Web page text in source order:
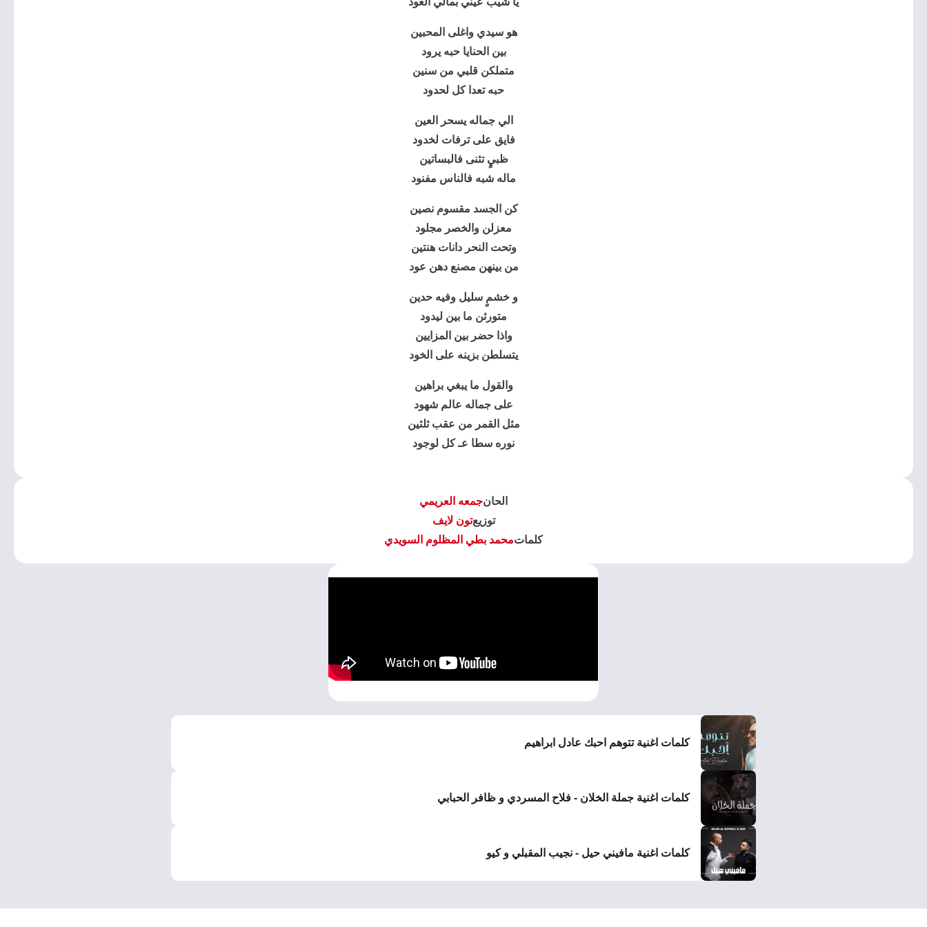
هو سيدي واغلى المحبين
بين الحنايا حبه يرود
متملكن قلبي من سنين
حبه تعدا كل لحدود
الي جماله يسحر العين
فايق على ترفات لخدود
ظبيٍ تثنى فالبساتين
ماله شبه فالناس مفنود
كن الجسد مقسوم نصين
معزلن والخصر مجلود
وتحت النحر دانات هنتين
من بينهن مصنع دهن عود
و خشمٍ سليل وفيه حدين
متورثن ما بين ليدود
واذا حضر بين المزايين
يتسلطن بزينه على الخود
والقول ما يبغي براهين
على جماله عالم شهود
مثل القمر من عقب ثلثين
نوره سطا عـ كل لوجود
الحانجمعه العريمي
توزيعتون لايف
كلماتمحمد بطي المظلوم السويدي
كلمات اغنية تتوهم احبك عادل ابراهيم
كلمات اغنية جملة الخلان - فلاح المسردي و ظافر الحبابي
كلمات اغنية مافيني حيل - نجيب المقبلي و كيو